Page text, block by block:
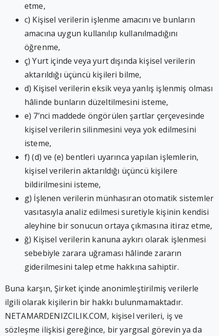
etme,
c) Kişisel verilerin işlenme amacını ve bunların
amacına uygun kullanılıp kullanılmadığını
öğrenme,
ç) Yurt içinde veya yurt dışında kişisel verilerin
aktarıldığı üçüncü kişileri bilme,
d) Kişisel verilerin eksik veya yanlış işlenmiş olması
hâlinde bunların düzeltilmesini isteme,
e) 7’nci maddede öngörülen şartlar çerçevesinde
kişisel verilerin silinmesini veya yok edilmesini
isteme,
f) (d) ve (e) bentleri uyarınca yapılan işlemlerin,
kişisel verilerin aktarıldığı üçüncü kişilere
bildirilmesini isteme,
g) İşlenen verilerin münhasıran otomatik sistemler
vasıtasıyla analiz edilmesi suretiyle kişinin kendisi
aleyhine bir sonucun ortaya çıkmasına itiraz etme,
ğ) Kişisel verilerin kanuna aykırı olarak işlenmesi
sebebiyle zarara uğraması hâlinde zararın
giderilmesini talep etme hakkına sahiptir.
Buna karşın, Şirket içinde anonimleştirilmiş verilerle
ilgili olarak kişilerin bir hakkı bulunmamaktadır.
NETAMARDENIZCILIK.COM, kişisel verileri, iş ve
sözleşme ilişkisi gereğince, bir yargısal görevin ya da